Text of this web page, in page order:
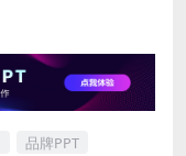
品牌PPT